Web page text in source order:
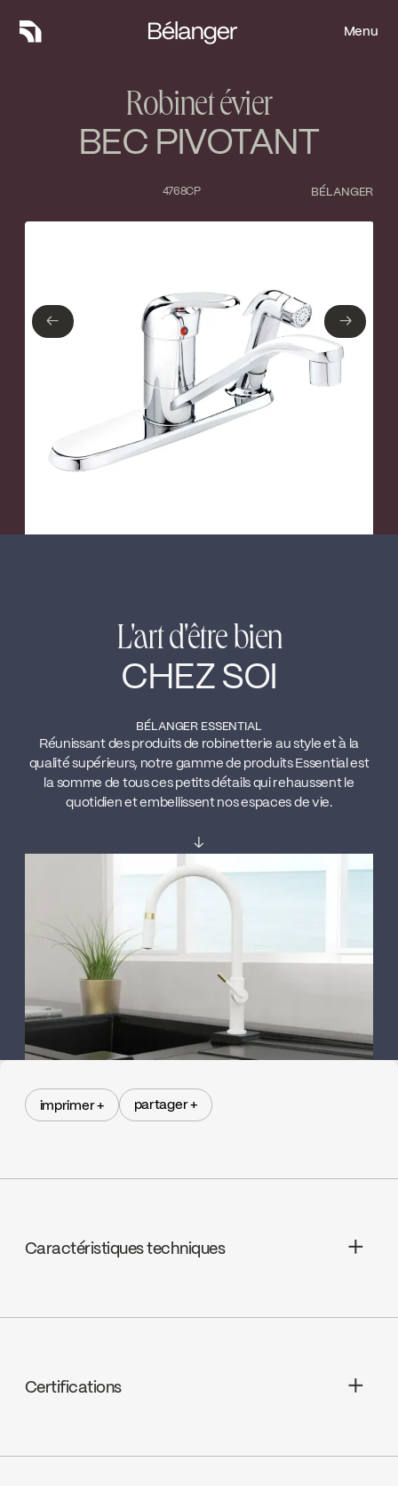
Menu
Menu
Robinet évier
BEC PIVOTANT
BÉLANGER
4768CP
← →
→
L'art d'être bien
CHEZ SOI
BÉLANGER ESSENTIAL
Réunissant des produits de robinetterie au style et à la
qualité supérieurs, notre gamme de produits Essential est
la somme de tous ces petits détails qui rehaussent le
quotidien et embellissent nos espaces de vie.
↓
imprimer + partager +
Caractéristiques techniques
Céramique, FC9AC006
Certifications